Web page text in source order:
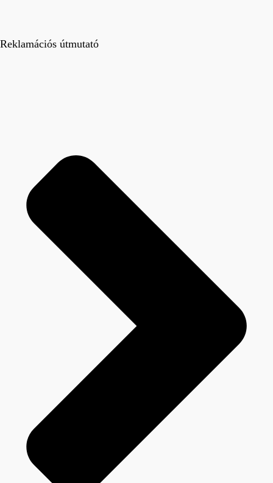
Reklamációs útmutató